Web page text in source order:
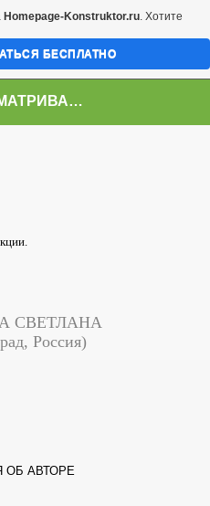
ВЫ ПРОСМАТРИВАЕТЕ СТРАНИЦУ
СВЕТЛАНА
Россия)
ОБ АВТОРЕ
Homepage-Konstruktor.ru. Хотите
БЕСПЛАТНО